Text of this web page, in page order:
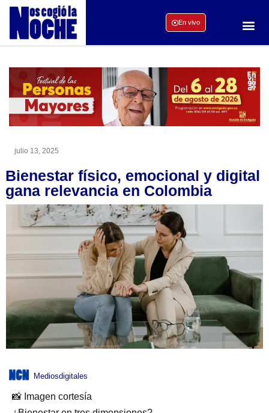
En vivo
julio 13, 2025
Bienestar físico, emocional y digital
gana relevancia en Colombia
Mediosdigitales
📸 Imagen cortesía